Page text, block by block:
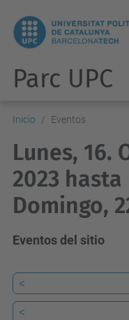
Parc UPC
Inicio Eventos
Lunes, 16.
2023 hasta
Domingo,
Eventos del sitio
<
<